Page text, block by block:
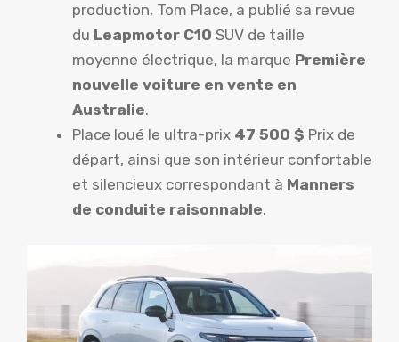
production, Tom Place, a publié sa revue
du Leapmotor C10 SUV de taille
moyenne électrique, la marque Première
nouvelle voiture en vente en
Australie.
Place loué le ultra-prix 47 500 $ Prix ​​de
départ, ainsi que son intérieur confortable
et silencieux correspondant à Manners
de conduite raisonnable.